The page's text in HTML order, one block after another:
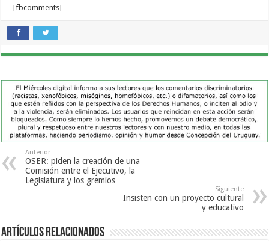
[fbcomments]
Anterior
OSER: piden la creación de una
Comisión entre el Ejecutivo, la
Legislatura y los gremios
Siguiente
Insisten con un proyecto cultural
y educativo
Artículos Relacionados